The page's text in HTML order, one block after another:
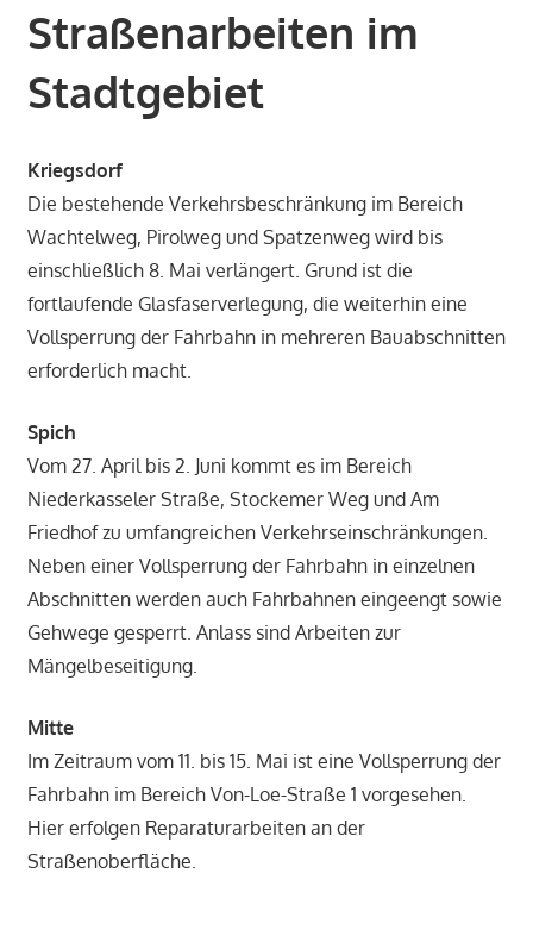
Straßenarbeiten im
Stadtgebiet
Kriegsdorf
Die bestehende Verkehrsbeschränkung im Bereich
Wachtelweg, Pirolweg und Spatzenweg wird bis
einschließlich 8. Mai verlängert. Grund ist die
fortlaufende Glasfaserverlegung, die weiterhin eine
Vollsperrung der Fahrbahn in mehreren Bauabschnitten
erforderlich macht.
Spich
Vom 27. April bis 2. Juni kommt es im Bereich
Niederkasseler Straße, Stockemer Weg und Am
Friedhof zu umfangreichen Verkehrseinschränkungen.
Neben einer Vollsperrung der Fahrbahn in einzelnen
Abschnitten werden auch Fahrbahnen eingeengt sowie
Gehwege gesperrt. Anlass sind Arbeiten zur
Mängelbeseitigung.
Mitte
Im Zeitraum vom 11. bis 15. Mai ist eine Vollsperrung der
Fahrbahn im Bereich Von-Loe-Straße 1 vorgesehen.
Hier erfolgen Reparaturarbeiten an der
Straßenoberfläche.